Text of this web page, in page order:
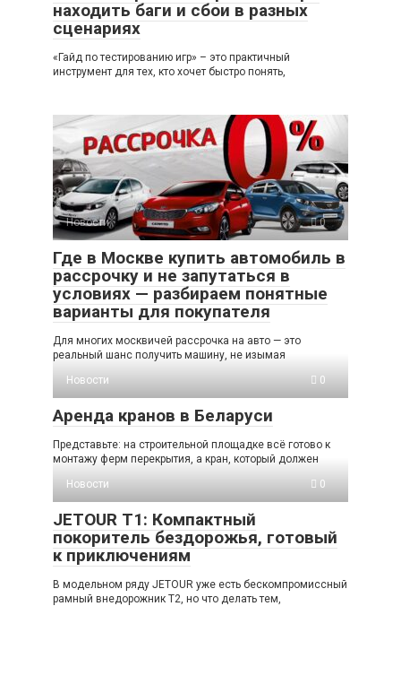
находить баги и сбои в разных
сценариях
«Гайд по тестированию игр» – это практичный
инструмент для тех, кто хочет быстро понять,
Новости 0
Где в Москве купить автомобиль в
рассрочку и не запутаться в
условиях — разбираем понятные
варианты для покупателя
Для многих москвичей рассрочка на авто — это
реальный шанс получить машину, не изымая
Новости
0
Аренда кранов в Беларуси
Представьте: на строительной площадке всё готово к
монтажу ферм перекрытия, а кран, который должен
Новости
0
JETOUR T1: Компактный
покоритель бездорожья, готовый
к приключениям
В модельном ряду JETOUR уже есть бескомпромиссный
рамный внедорожник T2, но что делать тем,